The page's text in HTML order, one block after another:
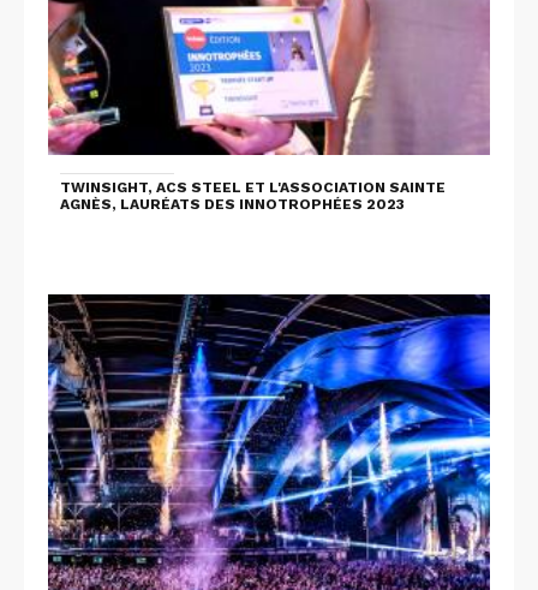
TWINSIGHT, ACS STEEL ET L'ASSOCIATION SAINTE
AGNÈS, LAURÉATS DES INNOTROPHÉES 2023